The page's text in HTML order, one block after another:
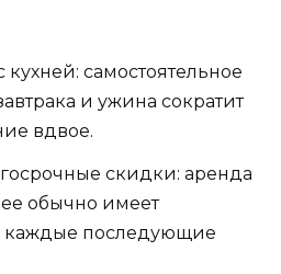
самостоятельное
и ужина сократит
вдвое.
скидки: аренда
обычно имеет
каждые последующие